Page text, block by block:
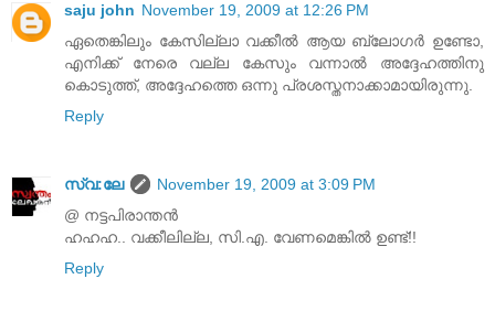
saju john November 19, 2009 at 12:26 PM
ഏതെങ്കിലും കേസില്ലാ വക്കീല്‍ ആയ ബ്ലോഗര്‍ ഉണ്ടോ,
എനിക്ക് നേരെ വല്ല കേസും വന്നാല്‍ അദ്ദേഹത്തിനു
കൊടുത്ത്, അദ്ദേഹത്തെ ഒന്നു പ്രശസ്തനാക്കാമായിരുന്നു.
Reply
സ്വ:ലേ
November 19, 2009 at 3:09 PM
@ നട്ടപിരാന്തന്‍
ഹഹഹ.. വക്കീലില്ല, സി.എ. വേണമെങ്കില്‍ ഉണ്ട്!!
Reply